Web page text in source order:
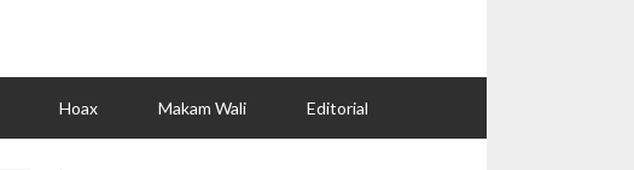
Hoax Makam Wali Editorial